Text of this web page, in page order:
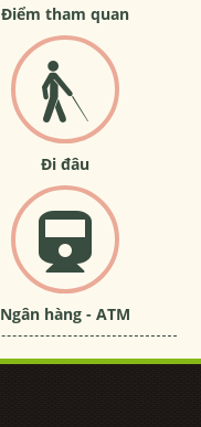
Điểm tham quan
Đi đâu
Ngân hàng - ATM